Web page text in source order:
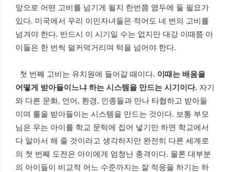
앞으로 어떤 고비를 넘기게 될지 한번쯤 염두에 둘 필요가
있다. 미국에서 우리 이민자녀들은 적어도 네 번의 고비를
넘겨야 한다. 반드시 이 시기일 수는 없지만 대강 이때쯤 아
이들은 한 번씩 덜커덕거리며 턱을 넘어야 한다.
첫 번째 고비는 유치원에 들어갈 때이다. 이때는 배움을
어떻게 받아들이느냐 하는 시스템을 만드는 시기이다. 자기
와 다른 문화, 언어 , 환경, 인종들과 만나 타협하고 받아들
이며 룰을 받아들이는 시스템을 만드는 것이다. 보통 부모
님은 우는 아이를 학교 문턱에 집어 넣기만 하면 학교에서
다 알아서 해 줄 것이라고 생각하지만 완전히 다른 세계로
의 첫 번째 도전은 아이에게 엄청난 충격이다. 물론 대부분
의 아이들이 비교적 어느 수준까지는 잘 적응을 하기는 하